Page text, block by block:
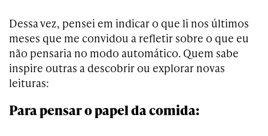
Dessa vez, pensei em indicar o que li nos últimos
meses que me convidou a refletir sobre o que eu
não pensaria no modo automático. Quem sabe
inspire outras a descobrir ou explorar novas
leituras:
Para pensar o papel da comida: